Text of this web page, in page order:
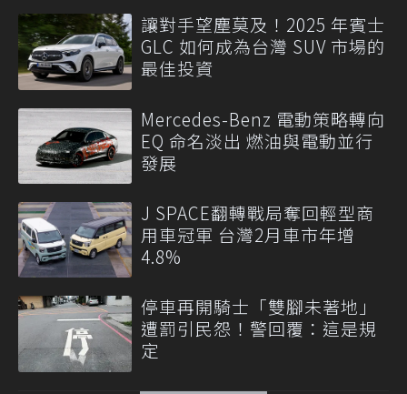
讓對手望塵莫及！2025 年賓士
GLC 如何成為台灣 SUV 市場的
最佳投資
Mercedes-Benz 電動策略轉向
EQ 命名淡出 燃油與電動並行
發展
J SPACE翻轉戰局奪回輕型商
用車冠軍 台灣2月車市年增
4.8%
停車再開騎士「雙腳未著地」
遭罰引民怨！警回覆：這是規
定